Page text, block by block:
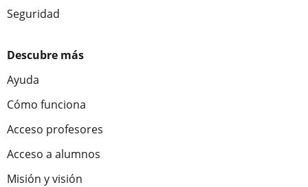
Seguridad
Descubre más
Ayuda
Cómo funciona
Acceso profesores
Acceso a alumnos
Misión y visión